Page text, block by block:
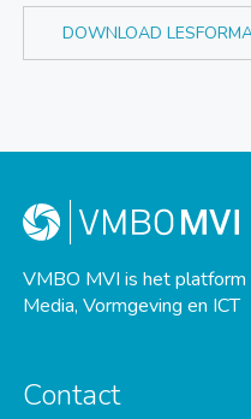
DOWNLOAD
VMBO MVI is het
Media, Vormgeving en ICT
Contact